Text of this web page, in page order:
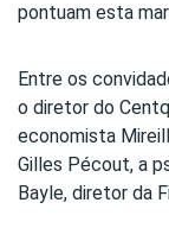
pontuam esta
Entre os
o diretor do
economista
Gilles Pécout, a
Bayle, diretor da